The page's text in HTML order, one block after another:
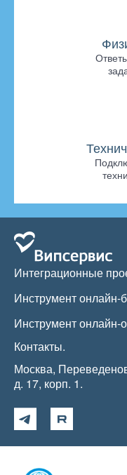
Интеграционные
Инструмент онлайн-
Инструмент онлайн-
Контакты.
Москва,
д. 17, корп. 1.